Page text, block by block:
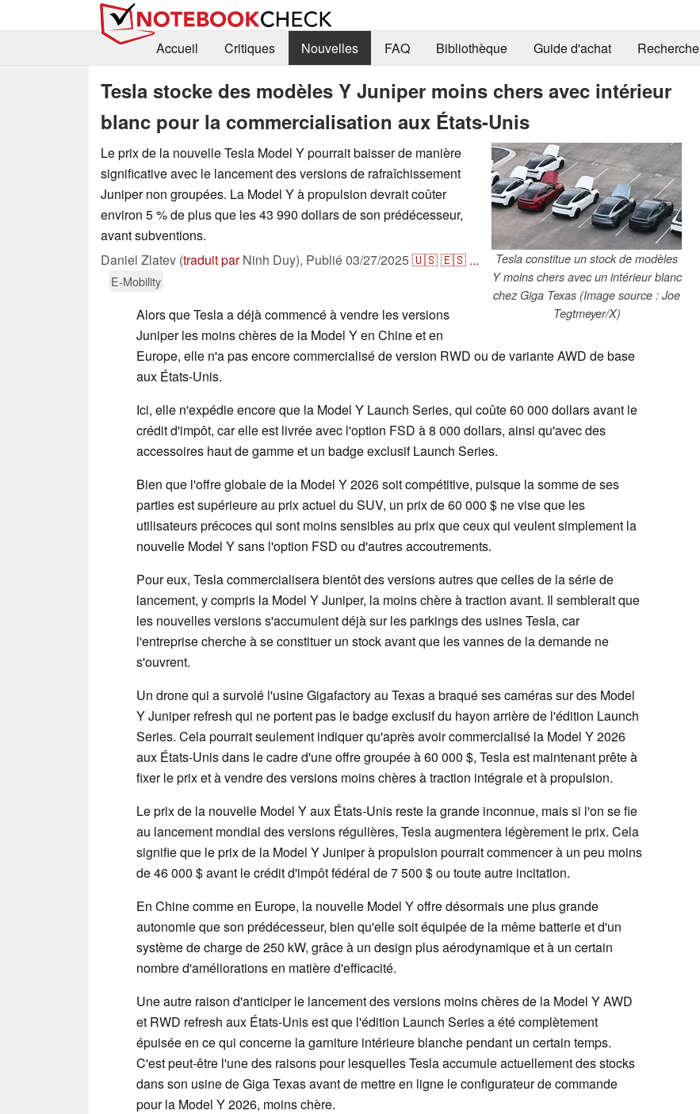
Accueil
Critiques Nouvelles FAQ Bibliothèque Guide d'achat Recherche
Tesla stocke des modèles Y Juniper moins chers avec intérieur
blanc pour la commercialisation aux États-Unis
Tesla constitue un stock de modèles
Y moins chers avec un intérieur blanc
chez Giga Texas (Image source : Joe
Tegtmeyer/X)
Le prix de la nouvelle Tesla Model Y pourrait baisser de manière
significative avec le lancement des versions de rafraîchissement
Juniper non groupées. La Model Y à propulsion devrait coûter
environ 5 % de plus que les 43 990 dollars de son prédécesseur,
avant subventions.
Daniel Zlatev (traduit parNinh Duy), Publié03/27/2025🇺🇸🇪🇸 ...
E-Mobility
Alors que Tesla a déjà commencé à vendre les versions
Juniper les moins chères de la Model Y en Chine et en
Europe, elle n'a pas encore commercialisé de version RWD ou de variante AWD de base
aux États-Unis.
Ici, elle n'expédie encore que la Model Y Launch Series, qui coûte 60 000 dollars avant le
crédit d'impôt, car elle est livrée avec l'option FSD à 8 000 dollars, ainsi qu'avec des
accessoires haut de gamme et un badge exclusif Launch Series.
Bien que l'offre globale de la Model Y 2026 soit compétitive, puisque la somme de ses
parties est supérieure au prix actuel du SUV, un prix de 60 000 $ ne vise que les
utilisateurs précoces qui sont moins sensibles au prix que ceux qui veulent simplement la
nouvelle Model Y sans l'option FSD ou d'autres accoutrements.
Pour eux, Tesla commercialisera bientôt des versions autres que celles de la série de
lancement, y compris la Model Y Juniper, la moins chère à traction avant. Il semblerait que
les nouvelles versions s'accumulent déjà sur les parkings des usines Tesla, car
l'entreprise cherche à se constituer un stock avant que les vannes de la demande ne
s'ouvrent.
Un drone qui a survolé l'usine Gigafactory au Texas a braqué ses caméras sur des Model
Y Juniper refresh qui ne portent pas le badge exclusif du hayon arrière de l'édition Launch
Series. Cela pourrait seulement indiquer qu'après avoir commercialisé la Model Y 2026
aux États-Unis dans le cadre d'une offre groupée à 60 000 $, Tesla est maintenant prête à
fixer le prix et à vendre des versions moins chères à traction intégrale et à propulsion.
Le prix de la nouvelle Model Y aux États-Unis reste la grande inconnue, mais si l'on se fie
au lancement mondial des versions régulières, Tesla augmentera légèrement le prix. Cela
signifie que le prix de la Model Y Juniper à propulsion pourrait commencer à un peu moins
de 46 000 $ avant le crédit d'impôt fédéral de 7 500 $ ou toute autre incitation.
En Chine comme en Europe, la nouvelle Model Y offre désormais une plus grande
autonomie que son prédécesseur, bien qu'elle soit équipée de la même batterie et d'un
système de charge de 250 kW, grâce à un design plus aérodynamique et à un certain
nombre d'améliorations en matière d'efficacité.
Une autre raison d'anticiper le lancement des versions moins chères de la Model Y AWD
et RWD refresh aux États-Unis est que l'édition Launch Series a été complètement
épuisée en ce qui concerne la garniture intérieure blanche pendant un certain temps.
C'est peut-être l'une des raisons pour lesquelles Tesla accumule actuellement des stocks
dans son usine de Giga Texas avant de mettre en ligne le configurateur de commande
pour la Model Y 2026, moins chère.